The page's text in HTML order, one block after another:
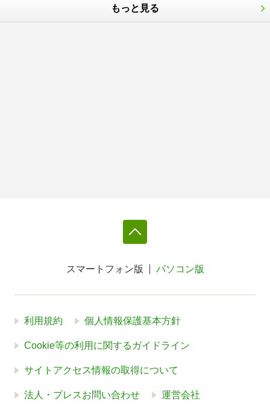
もっと見る
スマートフォン版 パソコン版
利用規約 個人情報保護基本方針
Cookie等の利用に関するガイドライン
サイトアクセス情報の取得について
法人・プレスお問い合わせ 運営会社